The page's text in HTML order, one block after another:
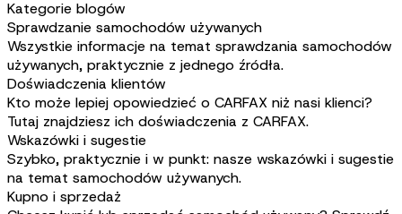
Kategorie blogów
Sprawdzanie samochodów używanych
Wszystkie informacje na temat sprawdzania samochodów
używanych, praktycznie z jednego źródła.
Doświadczenia klientów
Kto może lepiej opowiedzieć o CARFAX niż nasi klienci?
Tutaj znajdziesz ich doświadczenia z CARFAX.
Wskazówki i sugestie
Szybko, praktycznie i w punkt: nasze wskazówki i sugestie
na temat samochodów używanych.
Kupno i sprzedaż